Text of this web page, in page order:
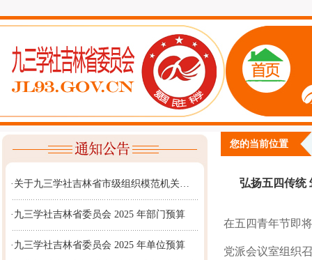
·关于九三学社吉林省市级组织模范机关…
·九三学社吉林省委员会 2025 年部门预算
·九三学社吉林省委员会 2025 年单位预算
您的当前位置
弘扬五四传统
在五四青年节即
党派会议室组织